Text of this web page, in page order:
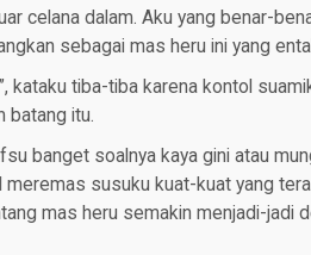
celana dalam. Aku yang benar-
sebagai mas heru ini yang
kataku tiba-tiba karena kontol
batang itu.
banget soalnya kaya gini atau
meremas susuku kuat-kuat yang
mas heru semakin menjadi-jadi